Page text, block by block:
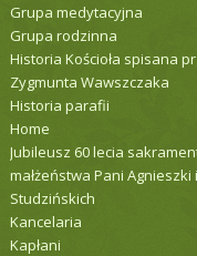
Grupa medytacyjna
Grupa rodzinna
Historia Kościoła spisana
Zygmunta Wawszczaka
Historia parafii
Home
Jubileusz 60 lecia
małżeństwa Pani Agnieszki
Studzińskich
Kancelaria
Kapłani